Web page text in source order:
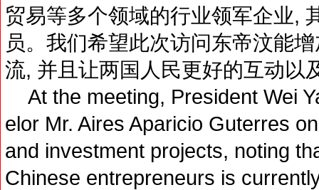
贸易等多个领域的行业领军企业,
员。我们希望此次访问东帝汶能
流, 并且让两国人民更好的互动以
At the meeting, President Wei
elor Mr. Aires Aparicio Guterres
and investment projects, noting
Chinese entrepreneurs is